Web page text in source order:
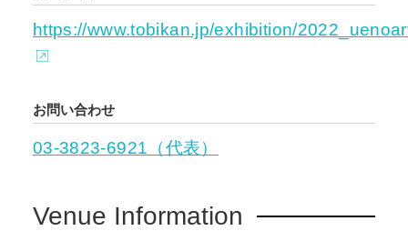
https://www.tobikan.jp/exhibition/
お問い合わせ
03-3823-6921（代表）
Venue Information